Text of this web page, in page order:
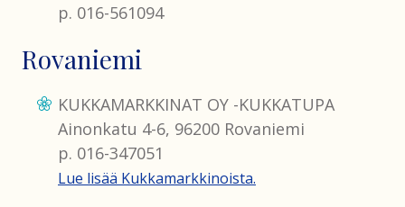
p. 016-561094
Rovaniemi
KUKKAMARKKINAT OY -KUKKATUPA
Ainonkatu 4-6, 96200 Rovaniemi
p. 016-347051
Lue lisää Kukkamarkkinoista.